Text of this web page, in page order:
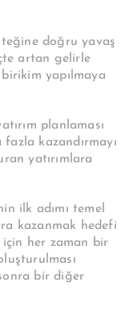
doğru yavaş
artan gelirle
yapılmaya
planlaması
kazandırmayı
yatırımlara
ilk adımı temel
kazanmak hedefi
için her zaman bir
bir diğer